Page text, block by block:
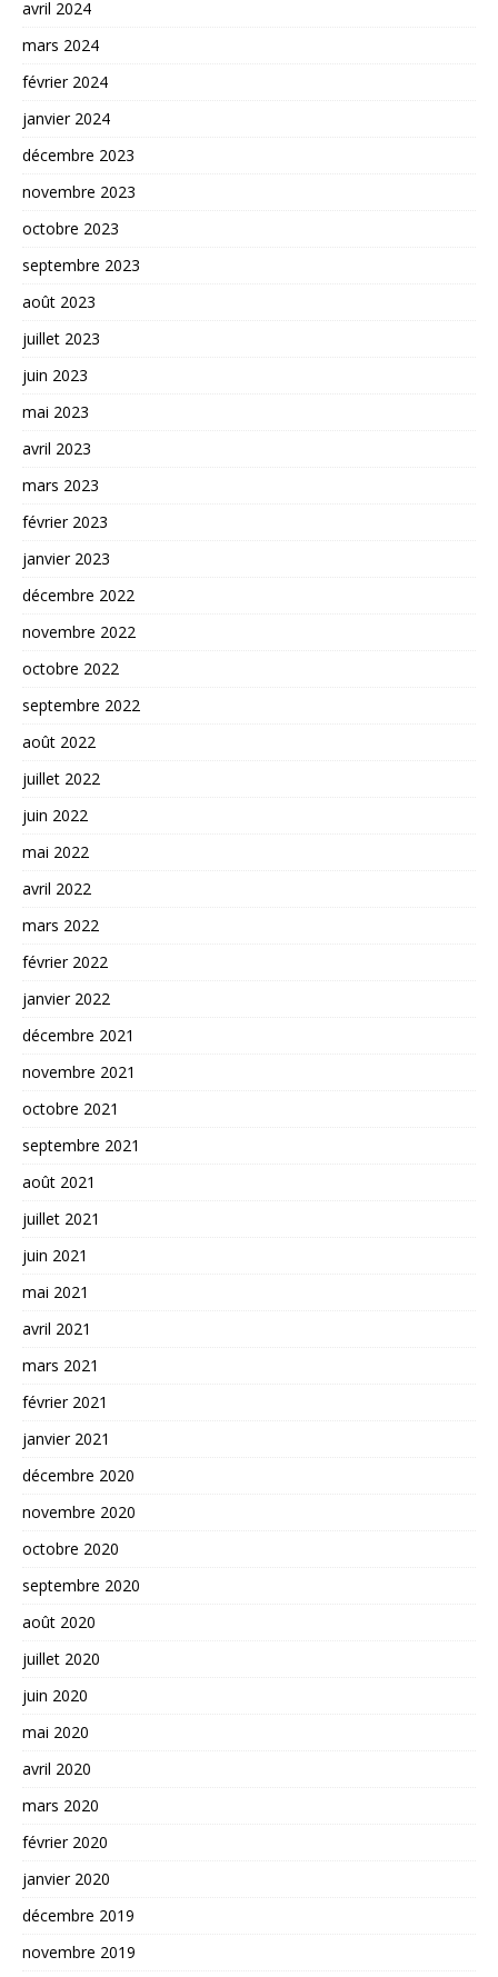
avril 2024
mars 2024
février 2024
janvier 2024
décembre 2023
novembre 2023
octobre 2023
septembre 2023
août 2023
juillet 2023
juin 2023
mai 2023
avril 2023
mars 2023
février 2023
janvier 2023
décembre 2022
novembre 2022
octobre 2022
septembre 2022
août 2022
juillet 2022
juin 2022
mai 2022
avril 2022
mars 2022
février 2022
janvier 2022
décembre 2021
novembre 2021
octobre 2021
septembre 2021
août 2021
juillet 2021
juin 2021
mai 2021
avril 2021
mars 2021
février 2021
janvier 2021
décembre 2020
novembre 2020
octobre 2020
septembre 2020
août 2020
juillet 2020
juin 2020
mai 2020
avril 2020
mars 2020
février 2020
janvier 2020
décembre 2019
novembre 2019